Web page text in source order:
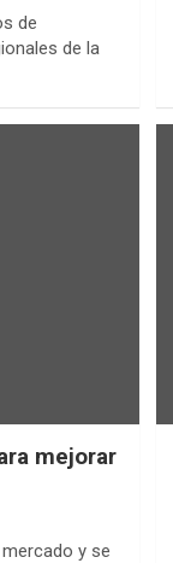
de
de la
mejorar
y se